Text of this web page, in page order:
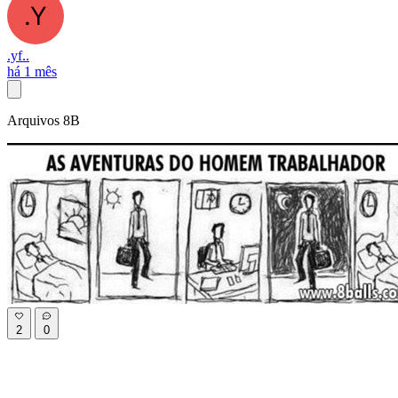
.yf..
há 1 mês
Arquivos 8B
2 0